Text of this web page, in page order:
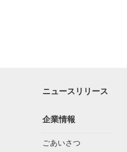
ニュースリリース
企業情報
ごあいさつ